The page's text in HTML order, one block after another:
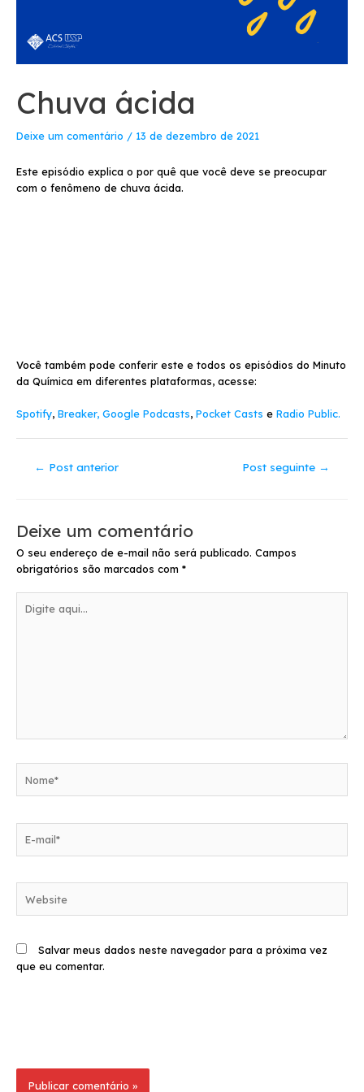
Chuva ácida
Deixe um comentário / 13 de dezembro de 2021
Este episódio explica o por quê que você deve se preocupar
com o fenômeno de chuva ácida.
Você também pode conferir este e todos os episódios do Minuto
da Química em diferentes plataformas, acesse:
Spotify, Breaker, Google Podcasts, Pocket Casts e Radio Public.
← Post anterior Post seguinte →
Deixe um comentário
O seu endereço de e-mail não será publicado. Campos
obrigatórios são marcados com *
aqui...
mail*
Salvar meus dados neste navegador para a próxima vez
que eu comentar.